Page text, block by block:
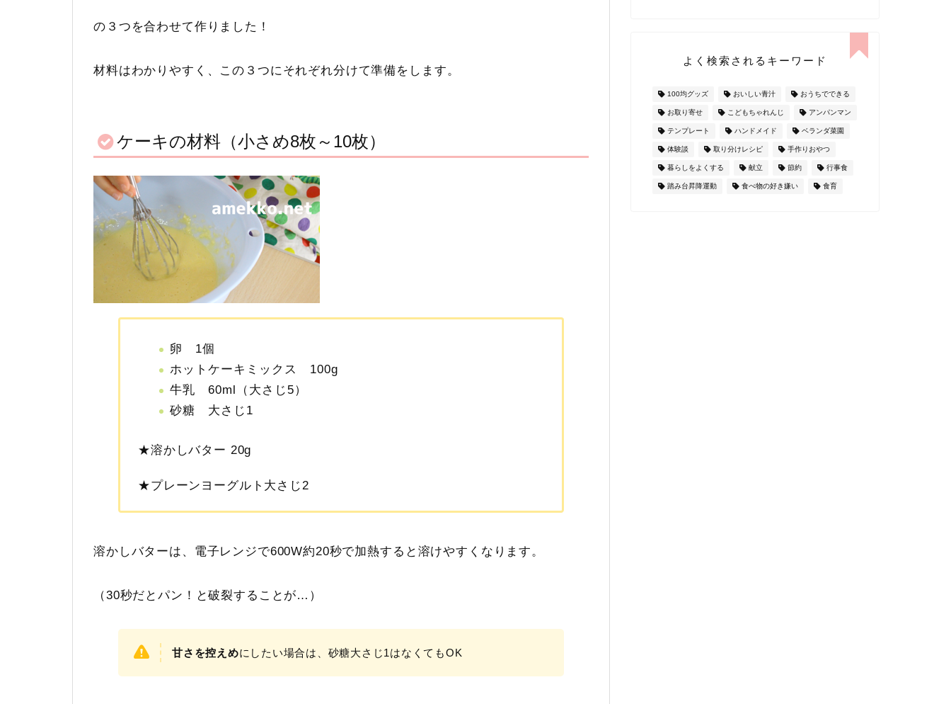
の３つを合わせて作りました！
材料はわかりやすく、この３つにそれぞれ分けて準備をします。
ケーキの材料（小さめ8枚～10枚）
卵 1個
ホットケーキミックス 100g
牛乳 60ml（大さじ5）
砂糖 大さじ1
★溶かしバター 20g
★プレーンヨーグルト大さじ2
溶かしバターは、電子レンジで600W約20秒で加熱すると溶けやすくなります。
（30秒だとパン！と破裂することが…）
甘さを控えめにしたい場合は、砂糖大さじ1はなくてもOK
よく検索されるキーワード
100均グッズ おいしい青汁 おうちでできる
お取り寄せ こどもちゃれんじ アンパンマン
テンプレート ハンドメイド ベランダ菜園
体験談 取り分けレシピ 手作りおやつ
暮らしをよくする 献立 節約 行事食
踏み台昇降運動 食べ物の好き嫌い 食育